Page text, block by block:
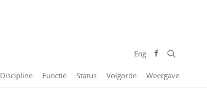
Eng
Discipline Functie Status Volgorde Weergave